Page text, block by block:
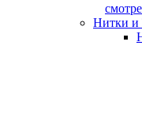
Нитки и